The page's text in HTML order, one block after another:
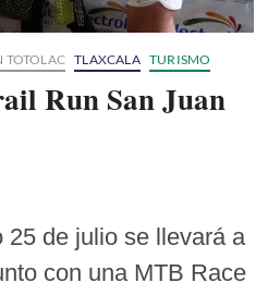
TOTOLAC TLAXCALA TURISMO
Run San Juan
25 de julio se llevará a
con una MTB Race